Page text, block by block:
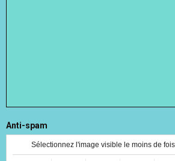
Anti-spam
Sélectionnez l'image visible le moins de fois